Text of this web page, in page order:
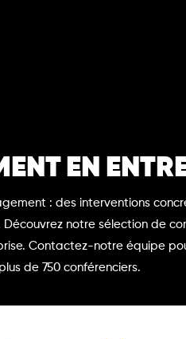
EN
: des interventions
Découvrez notre sélection de
Contactez-notre équipe
de 750 conférenciers.